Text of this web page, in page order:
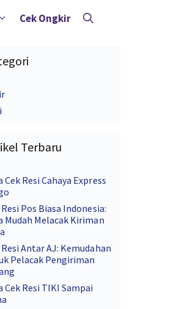
Cek Ongkir
Terbaru
Cek Resi Cahaya Express
Resi Pos Biasa Indonesia:
Mudah Melacak Kiriman
Resi Antar AJ: Kemudahan
Pelacak Pengiriman
Cek Resi TIKI Sampai